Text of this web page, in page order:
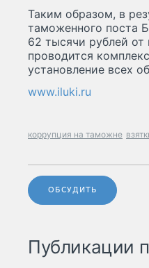
Таким образом, в
таможенного поста
62 тысячи рублей от
проводится
установление всех
www.iluki.ru
коррупция на таможне
ОБСУДИТЬ
Публикации